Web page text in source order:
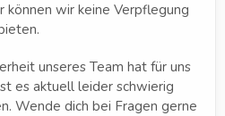
können wir keine Verpflegung
unseres Team hat für uns
es aktuell leider schwierig
Wende dich bei Fragen gerne